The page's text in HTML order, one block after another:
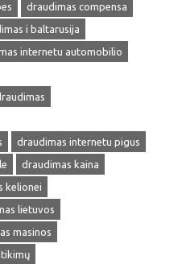
draudimas compensa
i baltarusija
internetu automobilio
draudimas internetu pigus
draudimas kaina
kelionei
lietuvos
masinos